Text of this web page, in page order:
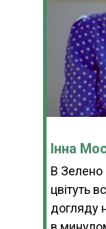
Інна
В Зелено
цвітуть
догляду